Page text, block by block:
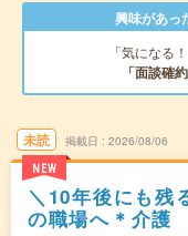
興味があっ
「気になる
「面談確約
未読
NEW
掲載日 2026/08/06
＼10年後にも残
の職場へ＊介護